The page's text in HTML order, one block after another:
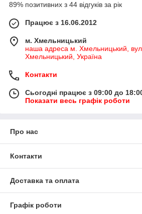
89% позитивних з 44 відгуків за рік
Працює з 16.06.2012
м. Хмельницький
наша адреса м. Хмельницький,
Хмельницький, Україна
Контакти
Сьогодні працює з 09:00 до
Показати весь графік роботи
Про нас
Контакти
Доставка та оплата
Графік роботи